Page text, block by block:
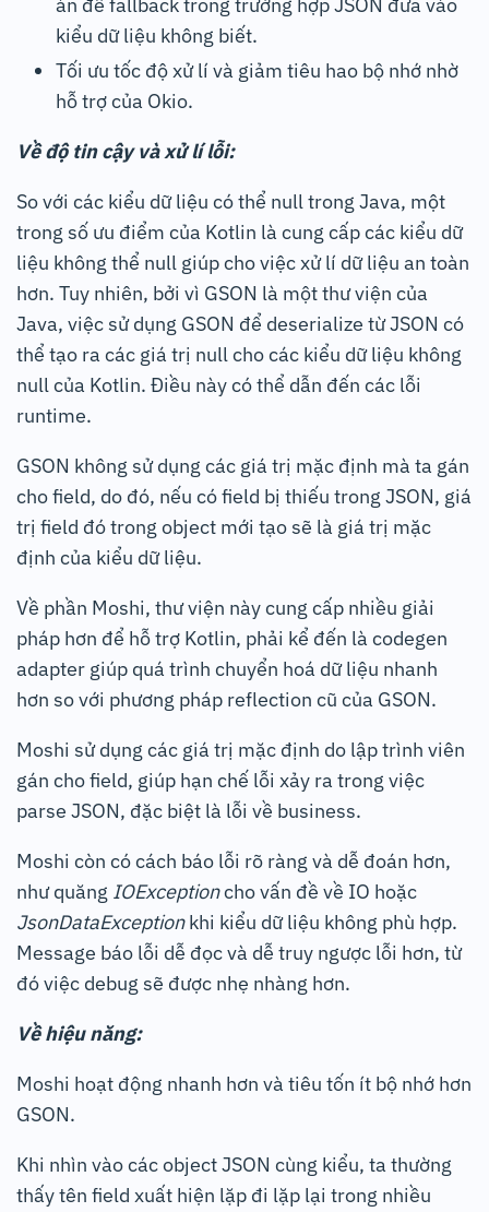
kiểu dữ liệu không biết.
Tối ưu tốc độ xử lí và giảm tiêu hao bộ nhớ nhờ
hỗ trợ của Okio.
Về độ tin cậy và xử lí lỗi:
So với các kiểu dữ liệu có thể null trong Java, một
trong số ưu điểm của Kotlin là cung cấp các kiểu dữ
liệu không thể null giúp cho việc xử lí dữ liệu an toàn
hơn. Tuy nhiên, bởi vì GSON là một thư viện của
Java, việc sử dụng GSON để deserialize từ JSON có
thể tạo ra các giá trị null cho các kiểu dữ liệu không
null của Kotlin. Điều này có thể dẫn đến các lỗi
runtime.
GSON không sử dụng các giá trị mặc định mà ta gán
cho field, do đó, nếu có field bị thiếu trong JSON, giá
trị field đó trong object mới tạo sẽ là giá trị mặc
định của kiểu dữ liệu.
Về phần Moshi, thư viện này cung cấp nhiều giải
pháp hơn để hỗ trợ Kotlin, phải kể đến là codegen
adapter giúp quá trình chuyển hoá dữ liệu nhanh
hơn so với phương pháp reflection cũ của GSON.
Moshi sử dụng các giá trị mặc định do lập trình viên
gán cho field, giúp hạn chế lỗi xảy ra trong việc
parse JSON, đặc biệt là lỗi về business.
Moshi còn có cách báo lỗi rõ ràng và dễ đoán hơn,
như quăng IOExceptioncho vấn đề về IO hoặc
JsonDataExceptionkhi kiểu dữ liệu không phù hợp.
Message báo lỗi dễ đọc và dễ truy ngược lỗi hơn, từ
đó việc debug sẽ được nhẹ nhàng hơn.
Về hiệu năng:
Moshi hoạt động nhanh hơn và tiêu tốn ít bộ nhớ hơn
GSON.
Khi nhìn vào các object JSON cùng kiểu, ta thường
thấy tên field xuất hiện lặp đi lặp lại trong nhiều